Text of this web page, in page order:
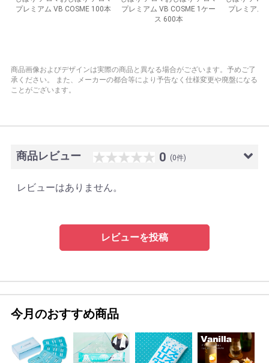
商品画像およびデザインは実際の商品と異なる場合がございます。予めご了
承ください。
また、メーカーの都合等により予告なく仕様変更や廃盤になる
ことがございます。
商品レビュー 0 (0件)
レビューはありません。
レビューを投稿
今月のおすすめ商品